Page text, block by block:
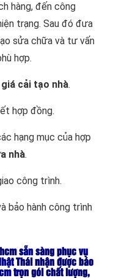
hàng, đến công
trạng. Sau đó đưa
sửa chữa và tư vấn
hợp.
giá cải tạo nhà.
hợp đồng.
hạng mục của hợp
nhà.
công trình.
bảo hành công trình
sẵn sàng phục vụ
Thái nhận được báo
trọn gói chất lượng,